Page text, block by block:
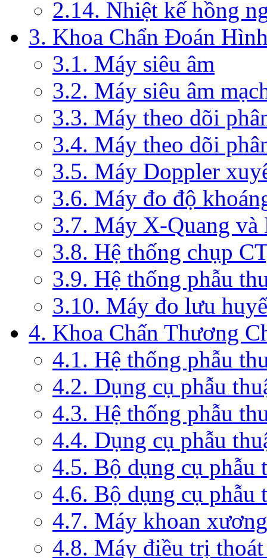
2.14. Nhiệt kế hồng
3. Khoa Chẩn Đoán
3.1. Máy siêu âm
3.2. Máy siêu âm
3.3. Máy theo dõi
3.4. Máy theo dõi
3.5. Máy Doppler
3.6. Máy đo độ
3.7. Máy X-Quang
3.8. Hệ thống chụp
3.9. Hệ thống phẫu
3.10. Máy đo lưu
4. Khoa Chấn Thương
4.1. Hệ thống phẫu
4.2. Dụng cụ phẫu
4.3. Hệ thống phẫu
4.4. Dụng cụ phẫu
4.5. Bộ dụng cụ phẫu
4.6. Bộ dụng cụ phẫu
4.7. Máy khoan
4.8. Máy điều trị